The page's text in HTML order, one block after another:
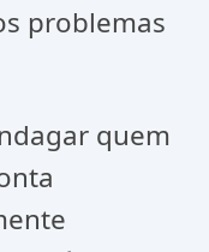
problemas
quem